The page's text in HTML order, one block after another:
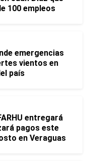
100 empleos
emergencias
vientos en
país
entregará
pagos este
en Veraguas